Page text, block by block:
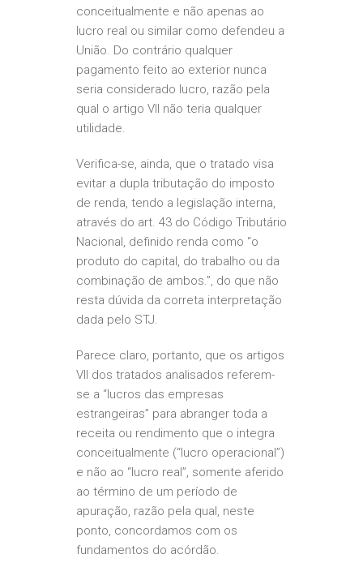
conceitualmente e não apenas ao
lucro real ou similar como defendeu a
União. Do contrário qualquer
pagamento feito ao exterior nunca
seria considerado lucro, razão pela
qual o artigo VII não teria qualquer
utilidade.
Verifica-se, ainda, que o tratado visa
evitar a dupla tributação do imposto
de renda, tendo a legislação interna,
através do art. 43 do Código Tributário
Nacional, definido renda como “o
produto do capital, do trabalho ou da
combinação de ambos.”, do que não
resta dúvida da correta interpretação
dada pelo STJ.
Parece claro, portanto, que os artigos
VII dos tratados analisados referem-
se a “lucros das empresas
estrangeiras” para abranger toda a
receita ou rendimento que o integra
conceitualmente (“lucro operacional”)
e não ao “lucro real”, somente aferido
ao término de um período de
apuração, razão pela qual, neste
ponto, concordamos com os
fundamentos do acórdão.